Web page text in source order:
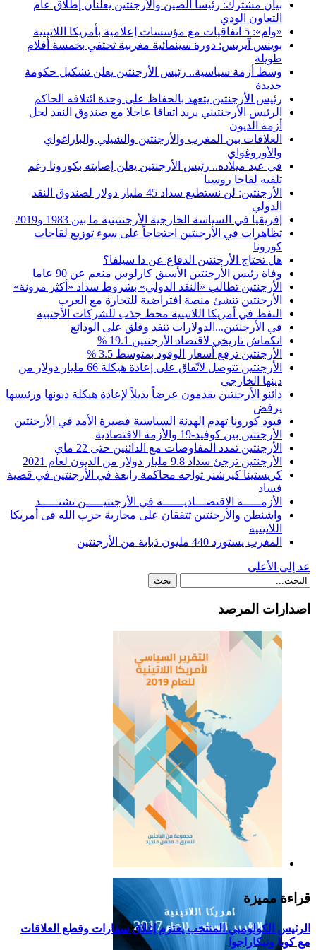
بيان مشترك: رئيسا الصين والأرجنتين يعلنان إطلاق عام
التعاون الودي
«وام»: 5 اتفاقيات مع مؤسسات إعلامية بأمريكا اللاتينية
بوينس آيريس: دورة سينمائية مغربية تحتفي بخمسة أفلام
طويلة
وسط أزمة سياسية.. رئيس الأرجنتين يعلن تشكيل حكومة
جديدة
رئيس الأرجنتين يتعهد بالحفاظ على وحدة ائتلافه الحاكم
الرئيس الأرجنتيني يريد اتفاقا عاجلا مع صندوق النقد لحل
أزمة الديون
العلاقات بين المغرب والأرجنتين والشيلي والباراغواي
والأوروغواي
في عيد ميلاده.. رئيس الأرجنتين يعلن إصابته بكورونا رغم
تلقيه لقاحا روسيا
الأرجنتين: لن نستطيع سداد 45 مليار دولار لصندوق النقد
الدولي
إفريقيا في السياسة الخارجية الأرجنتينية ما بين 1983 و2019
تظاهرات في الأرجنتين احتجاجاً على سوء توزيع لقاحات
كورونا
هل تحتاج الأرجنتين الدفاع عن دا سيلفا؟
وفاة رئيس الأرجنتين الأسبق كارلوس منعم عن 90 عاما
الأرجنتين تطالب «النقد الدولي» بشروط سداد «أكثر مرونة»
الأرجنتين تنشئ منصة افتراضية للتجارة مع العرب
النفط في أمريكا اللاتينية محط جذب للشركات الأجنبية
في الأرجنتين...الدولارات تنفد وقلق على الودائع
انكماش تاريخي لاقتصاد الأرجنتين 19.1 %
الأرجنتين ترفع أسعار الوقود بمتوسط 3.5 %
الأرجنتين تتوصل لاتّفاق على إعادة هيكلة 66 مليار دولار من
دينها الخارجي
دائنو الأرجنتين يقدمون عرضاً بديلاً لإعادة هيكلة ديونها ورئيسها
يرفض
قيود كورونا تهدم الهدنة السياسية قصيرة الأمد في الأرجنتين
الأرجنتين بين كوفيد-19 والأزمة الاقتصادية
الأرجنتين تمدد المفاوضات مع الدائنين حتى 22 ماي
الأرجنتين ترجئ سداد 9.8 مليار دولار من الديون لعام 2021
كريستينا كيرشنر تواجه محاكمة رابعة في الأرجنتين في قضية
فساد
الأزمـــــة الاقتصـــاديــــــة في الأرجنتيـــــن تشتـــــد
واشنطن والأرجنتين تتفقان على محاربة حزب الله فى أمريكا
اللاتينية
المغرب يستورد 440 مليون ذبابة من الأرجنتين
عد إلى الأعلى
اصدارات المرصد
التقرير السياسي لأمريكا
اللاتينية للعام 2019
قراءة مميزة
الرئيس الكولومبي المنتخب يعتزم إغلاق سفارات وقطع العلاقات
مع كوبا ونيكاراجوا